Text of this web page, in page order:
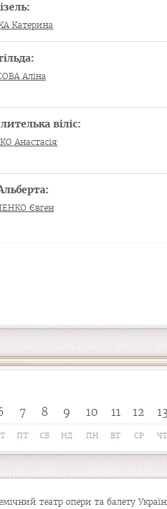
Катерина
Аліна
віліс:
Анастасія
Євген
7 8 9 10 11 12 13
ПТ СБ НД ПН ВТ СР ЧТ
театр опери та балету